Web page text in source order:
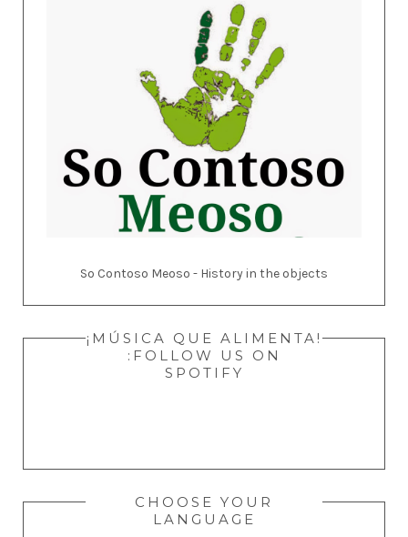
So Contoso Meoso - History in the objects
¡MÚSICA QUE ALIMENTA!
:FOLLOW US ON
SPOTIFY
CHOOSE YOUR
LANGUAGE